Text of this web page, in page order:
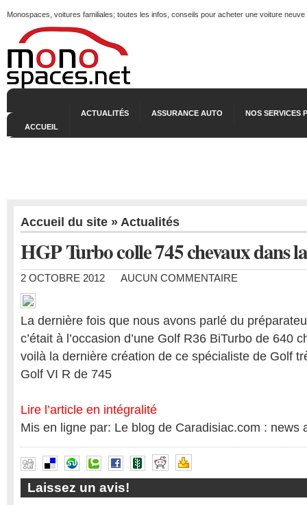
Monospaces, voitures familiales; toutes les infos, conseils pour acheter une voiture
ACCUEIL
ACTUALITÉS ASSURANCE AUTO NOS SERVICES
Accueil du site » Actualités
HGP Turbo colle 745 chevaux dans
2 OCTOBRE 2012 AUCUN COMMENTAIRE
La dernière fois que nous avons parlé du
c’était à l’occasion d’une Golf R36 BiTurbo de 640
voilà la dernière création de ce spécialiste de Golf
Golf VI R de 745
Lire l’article en intégralité
Mis en ligne par: Le blog de Caradisiac.com : news
Laissez un avis!